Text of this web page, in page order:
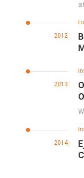
2012
2013
2014